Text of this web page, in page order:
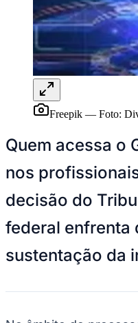
Panorama Econômico
Panorama Econômico
Para Sua Empresa
Anuncie no Portal
Verificar Empresa
Anunciar VagasNovo
Publicidade Legal
NBA
Fórmula 1
UFC
Tênis (ATP)
MLB
Atletismo
NBB
Brasileirão Série B
Freepik — Foto:
Quem acessa o
nos
decisão do
federal enfrenta
sustentação da